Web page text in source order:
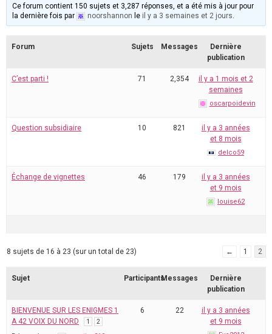
Ce forum contient 150 sujets et 3,287 réponses, et a été mis à jour pour
la dernière fois par
noorshannon le il y a 3 semaines et 2 jours.
Forum Sujets Messages
Dernière
publication
C’est parti ! 71 2,354
il y a 1 mois et 2
semaines
oscarpoidevin
Question subsidiaire 10 821
il y a 3 années
et 8 mois
delco59
Échange de vignettes 46 179
il y a 3 années
et 9 mois
louise62
8 sujets de 16 à 23 (sur un total de 23) ← 1 2
Sujet ParticipantsMessages
Dernière
publication
BIENVENUE SUR LES ENIGMES 1
A 42 VOIX DU NORD
1 2
6 22
il y a 3 années
et 9 mois